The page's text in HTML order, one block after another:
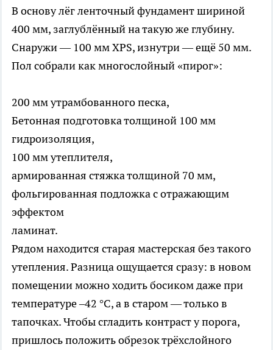
В основу лёг ленточный фундамент шириной
400 мм, заглублённый на такую же глубину.
Снаружи — 100 мм XPS, изнутри — ещё 50 мм.
Пол собрали как многослойный «пирог»:
200 мм утрамбованного песка,
Бетонная подготовка толщиной 100 мм
гидроизоляция,
100 мм утеплителя,
армированная стяжка толщиной 70 мм,
фольгированная подложка с отражающим
эффектом
ламинат.
Рядом находится старая мастерская без такого
утепления. Разница ощущается сразу: в новом
помещении можно ходить босиком даже при
температуре –42 °C, а в старом — только в
тапочках. Чтобы сгладить контраст у порога,
пришлось положить обрезок трёхслойного